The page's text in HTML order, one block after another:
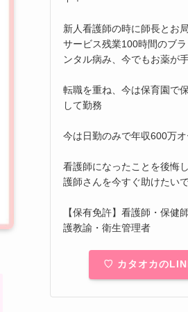
新人看護師の時に師長とお
サービス残業100時間のブ
ンタル病み、今でもお薬が
転職を重ね、今は保育園で
して勤務
今は日勤のみで年収600万
看護師になったことを後悔
護師さんを今すぐ助けたい
【保有免許】看護師・保健
護教諭・衛生管理者
♡ カタオカの